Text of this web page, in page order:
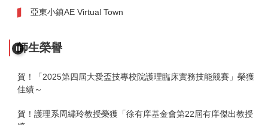
亞東小鎮AE Virtual Town
師生榮譽
賀！護理系周繡玲教授獲選美國護理科學院院士
賀！「2025第四屆大愛盃技專校院護理臨床實務技能競賽」榮獲
佳績～
賀！護理系周繡玲教授榮獲「徐有庠基金會第22屆有庠傑出教授
獎」
計畫」